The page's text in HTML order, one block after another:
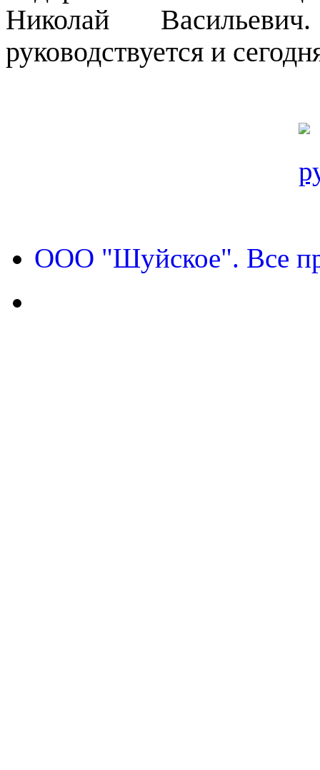
Николай
руководствуется и
ООО "Шуйское". Все